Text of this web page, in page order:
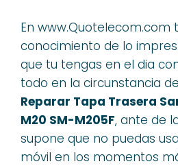
En www.Quotelecom.com
conocimiento de lo
que tu tengas en el dia
todo en la circunstancia
Reparar Tapa Trasera
M20 SM-M205F, ante de
supone que no puedas
móvil en los momentos